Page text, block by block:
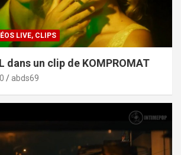
LIVE, CLIPS
dans un clip de KOMPROMAT
abds69